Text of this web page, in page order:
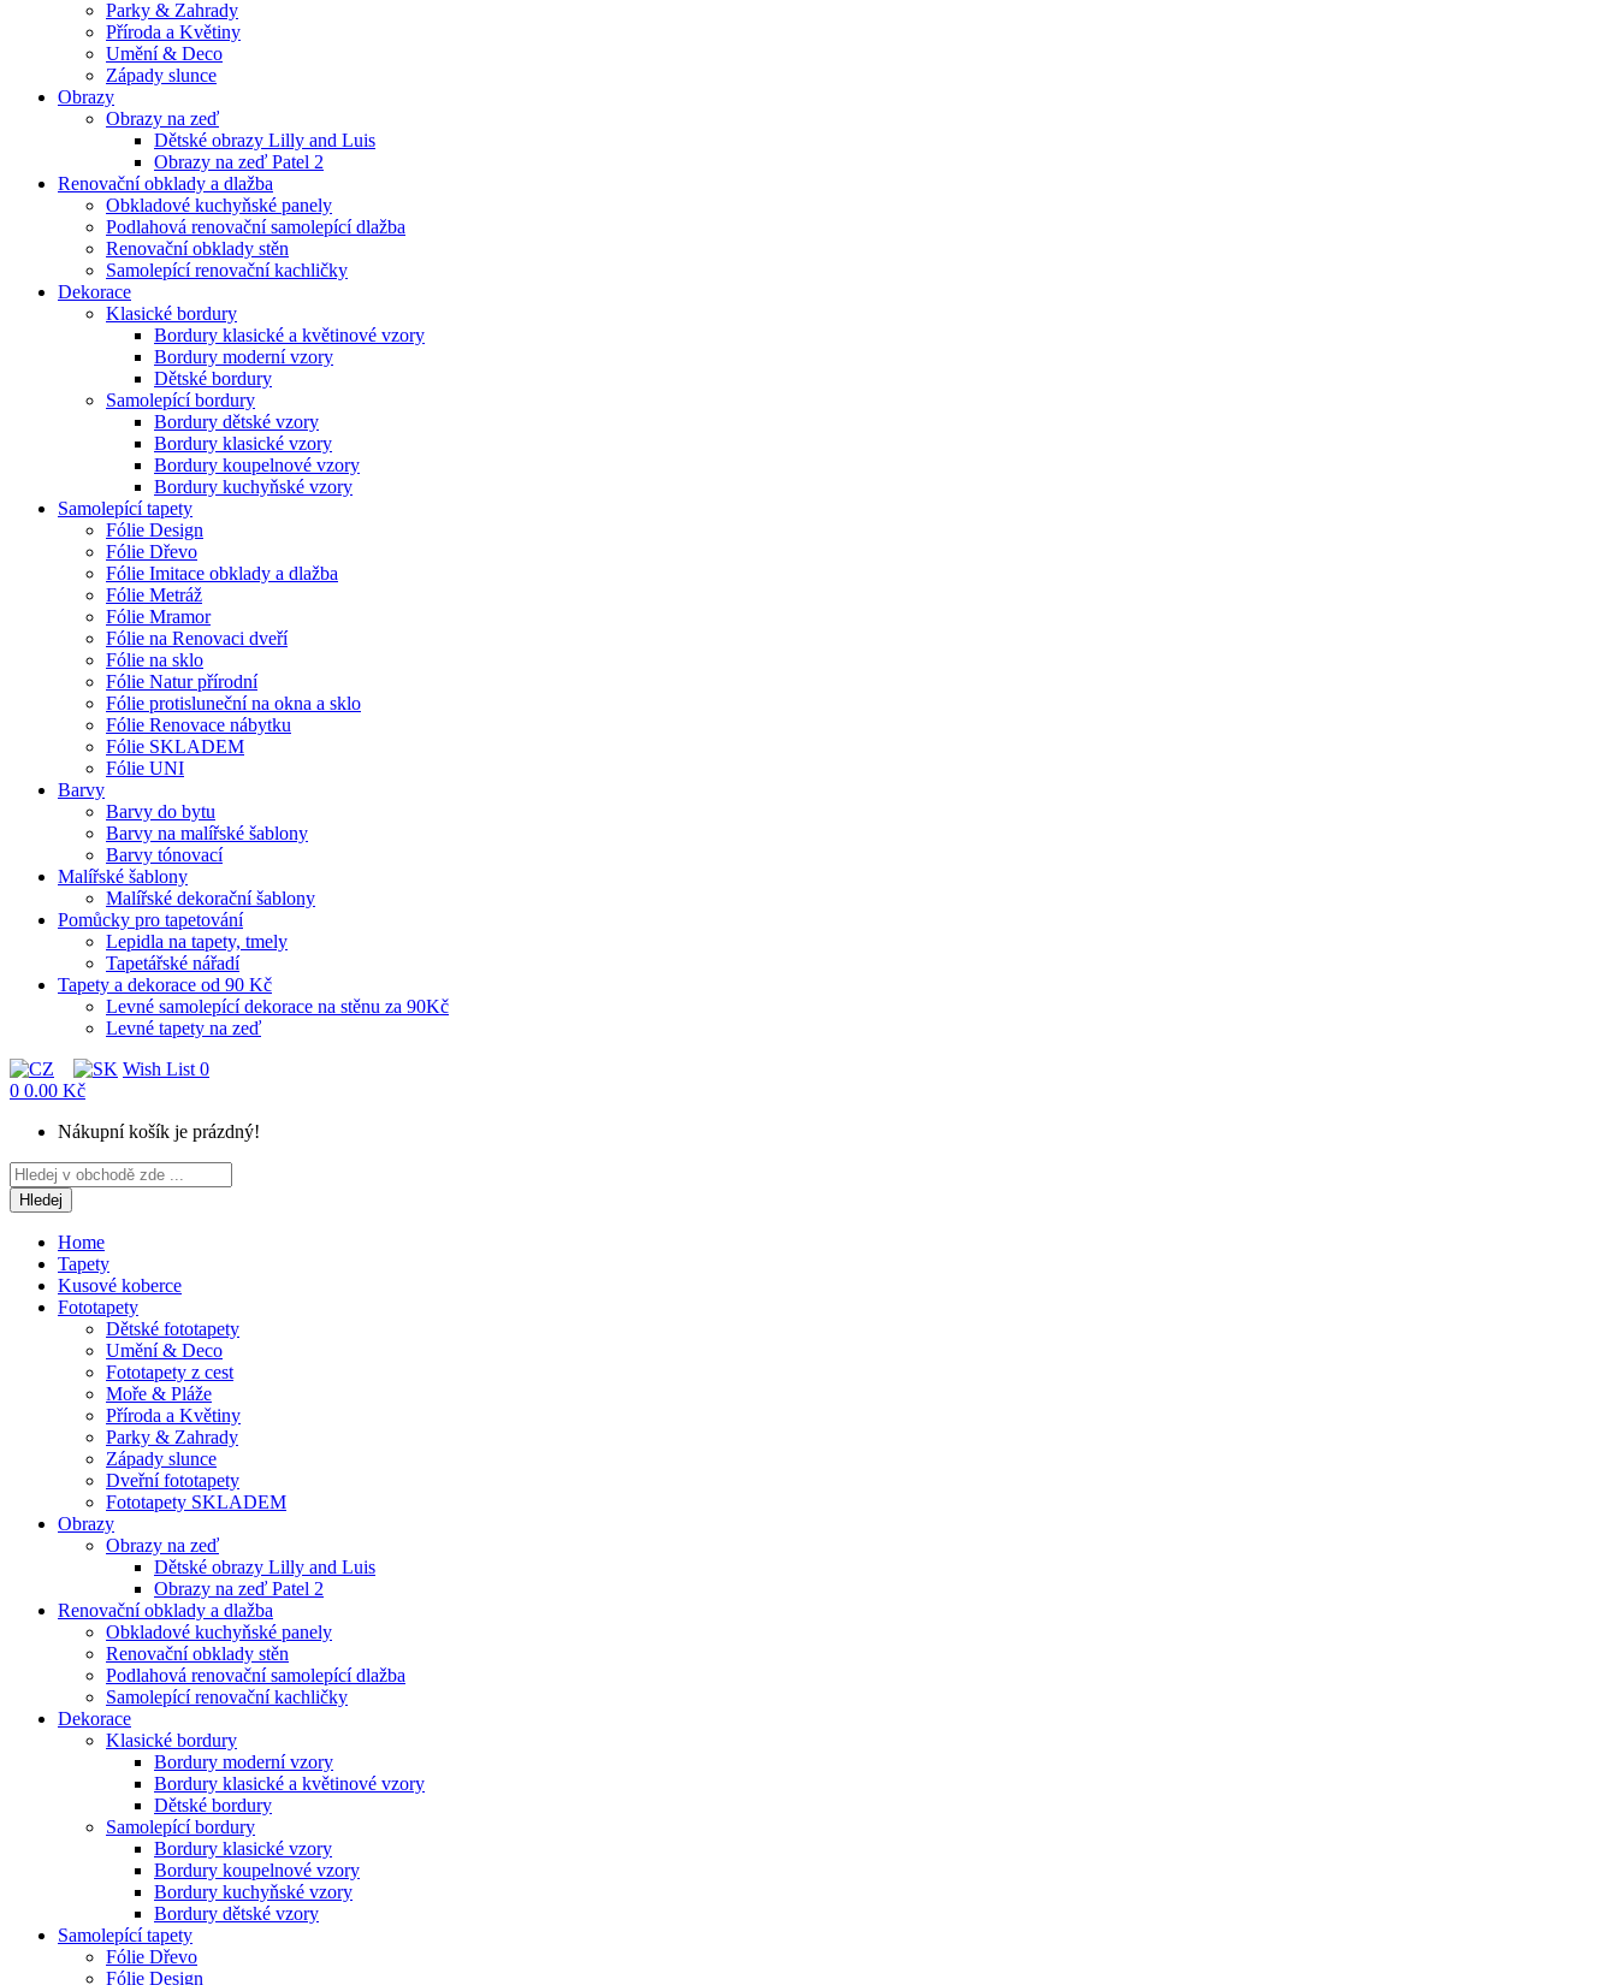
Parky & Zahrady
Příroda a Květiny
Umění & Deco
Západy slunce
Obrazy
Obrazy na zeď
Dětské obrazy Lilly and Luis
Obrazy na zeď Patel 2
Renovační obklady a dlažba
Obkladové kuchyňské panely
Podlahová renovační samolepící dlažba
Renovační obklady stěn
Samolepící renovační kachličky
Dekorace
Klasické bordury
Bordury klasické a květinové vzory
Bordury moderní vzory
Dětské bordury
Samolepící bordury
Bordury dětské vzory
Bordury klasické vzory
Bordury koupelnové vzory
Bordury kuchyňské vzory
Samolepící tapety
Fólie Design
Fólie Dřevo
Fólie Imitace obklady a dlažba
Fólie Metráž
Fólie Mramor
Fólie na Renovaci dveří
Fólie na sklo
Fólie Natur přírodní
Fólie protisluneční na okna a sklo
Fólie Renovace nábytku
Fólie SKLADEM
Fólie UNI
Barvy
Barvy do bytu
Barvy na malířské šablony
Barvy tónovací
Malířské šablony
Malířské dekorační šablony
Pomůcky pro tapetování
Lepidla na tapety, tmely
Tapetářské nářadí
Tapety a dekorace od 90 Kč
Levné samolepící dekorace na stěnu za 90Kč
Levné tapety na zeď
Wish List 0
0 0.00 Kč
Nákupní košík je prázdný!
Hledej
Home
Tapety
Kusové koberce
Fototapety
Dětské fototapety
Umění & Deco
Fototapety z cest
Moře & Pláže
Příroda a Květiny
Parky & Zahrady
Západy slunce
Dveřní fototapety
Fototapety SKLADEM
Obrazy
Obrazy na zeď
Dětské obrazy Lilly and Luis
Obrazy na zeď Patel 2
Renovační obklady a dlažba
Obkladové kuchyňské panely
Renovační obklady stěn
Podlahová renovační samolepící dlažba
Samolepící renovační kachličky
Dekorace
Klasické bordury
Bordury moderní vzory
Bordury klasické a květinové vzory
Dětské bordury
Samolepící bordury
Bordury klasické vzory
Bordury koupelnové vzory
Bordury kuchyňské vzory
Bordury dětské vzory
Samolepící tapety
Fólie Dřevo
Fólie Design